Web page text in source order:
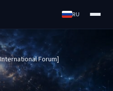
RU
Forum]